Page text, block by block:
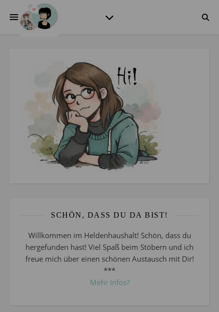
SCHÖN, DASS DU DA BIST!
Willkommen im Heldenhaushalt! Schön, dass du
hergefunden hast! Viel Spaß beim Stöbern und ich
freue mich über einen schönen Austausch mit Dir!
***
Mehr Infos?